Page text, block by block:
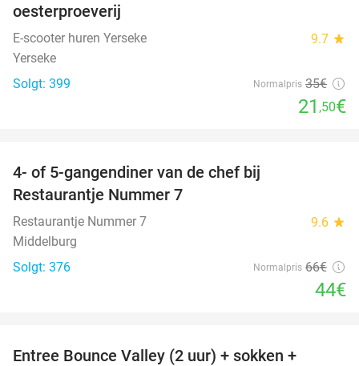
oesterproeverij
E-scooter huren Yerseke 9.7 star
Yerseke
Solgt: 399
Normalpris 35€
21 ,50€
4- of 5-gangendiner van de chef bij
Restaurantje Nummer 7
Restaurantje Nummer 7 9.6 star
Middelburg
Solgt: 376
Normalpris 66€
44€
Entree Bounce Valley (2 uur) + sokken +